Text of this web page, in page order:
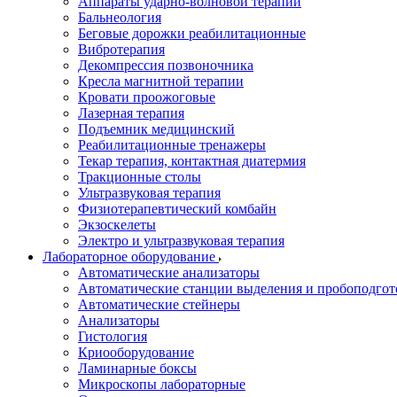
Бальнеология
Беговые дорожки реабилитационные
Вибротерапия
Декомпрессия позвоночника
Кресла магнитной терапии
Кровати проожоговые
Лазерная терапия
Подъемник медицинский
Реабилитационные тренажеры
Текар терапия, контактная диатермия
Тракционные столы
Ультразвуковая терапия
Физиотерапевтический комбайн
Экзоскелеты
Электро и ультразвуковая терапия
Лабораторное оборудование
Автоматические анализаторы
Автоматические станции выделения и
Автоматические стейнеры
Анализаторы
Гистология
Криооборудование
Ламинарные боксы
Микроскопы лабораторные